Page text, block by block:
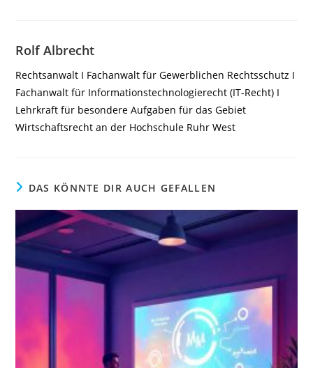
Rolf Albrecht
Rechtsanwalt I Fachanwalt für Gewerblichen Rechtsschutz I
Fachanwalt für Informationstechnologierecht (IT-Recht) I
Lehrkraft für besondere Aufgaben für das Gebiet
Wirtschaftsrecht an der Hochschule Ruhr West
DAS KÖNNTE DIR AUCH GEFALLEN